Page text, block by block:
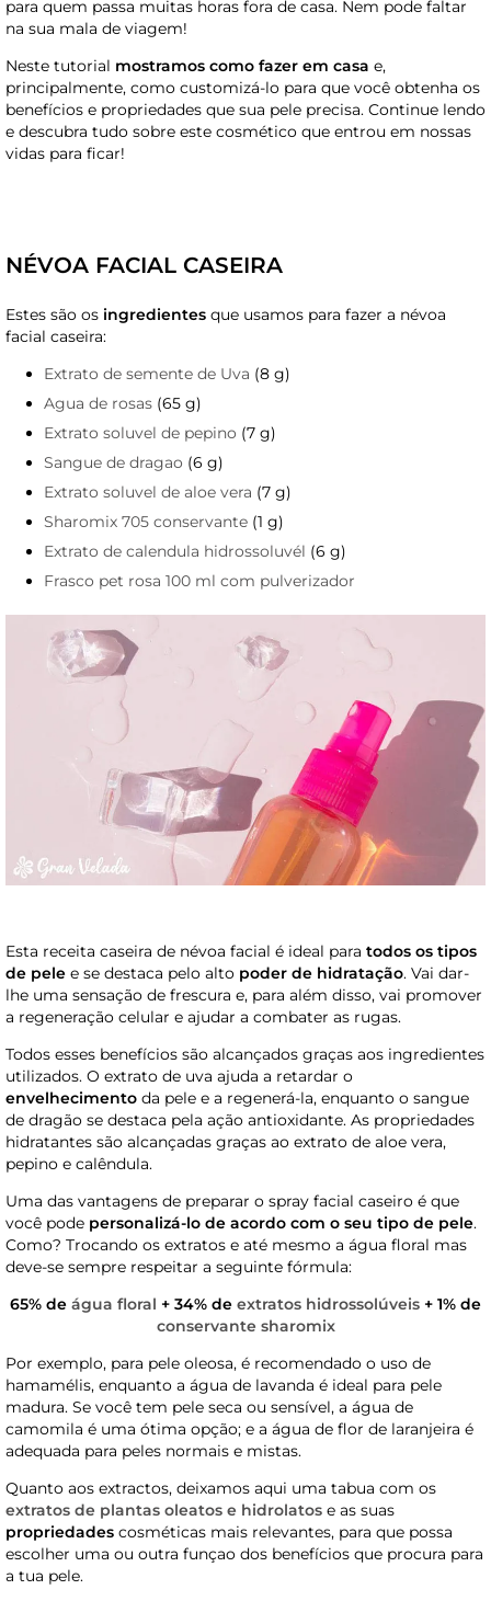
para quem passa muitas horas fora de casa. Nem pode faltar
na sua mala de viagem!
Neste tutorial mostramos como fazer em casa e,
principalmente, como customizá-lo para que você obtenha os
benefícios e propriedades que sua pele precisa. Continue lendo
e descubra tudo sobre este cosmético que entrou em nossas
vidas para ficar!
NÉVOA FACIAL CASEIRA
Estes são os ingredientes que usamos para fazer a névoa
facial caseira:
Extrato de semente de Uva (8 g)
Agua de rosas (65 g)
Extrato soluvel de pepino (7 g)
Sangue de dragao (6 g)
Extrato soluvel de aloe vera (7 g)
Sharomix 705 conservante (1 g)
Extrato de calendula hidrossoluvél (6 g)
Frasco pet rosa 100 ml com pulverizador
Esta receita caseira de névoa facial é ideal para todos os tipos
de pele e se destaca pelo alto poder de hidratação. Vai dar-
lhe uma sensação de frescura e, para além disso, vai promover
a regeneração celular e ajudar a combater as rugas.
Todos esses benefícios são alcançados graças aos ingredientes
utilizados. O extrato de uva ajuda a retardar o
envelhecimento da pele e a regenerá-la, enquanto o sangue
de dragão se destaca pela ação antioxidante. As propriedades
hidratantes são alcançadas graças ao extrato de aloe vera,
pepino e calêndula.
Uma das vantagens de preparar o spray facial caseiro é que
você pode personalizá-lo de acordo com o seu tipo de pele.
Como? Trocando os extratos e até mesmo a água floral mas
deve-se sempre respeitar a seguinte fórmula:
65% de água floral + 34% de extratos hidrossolúveis + 1% de
conservante sharomix
Por exemplo, para pele oleosa, é recomendado o uso de
hamamélis, enquanto a água de lavanda é ideal para pele
madura. Se você tem pele seca ou sensível, a água de
camomila é uma ótima opção; e a água de flor de laranjeira é
adequada para peles normais e mistas.
Quanto aos extractos, deixamos aqui uma tabua com os
extratos de plantas oleatos e hidrolatos e as suas
propriedades cosméticas mais relevantes, para que possa
escolher uma ou outra funçao dos benefícios que procura para
a tua pele.